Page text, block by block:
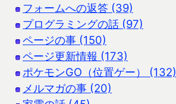
フォームへの返答 (39)
プログラミングの話 (97)
ページの事 (150)
ページ更新情報 (173)
ポケモンGO（位置ゲー） (132)
メルマガの事 (20)